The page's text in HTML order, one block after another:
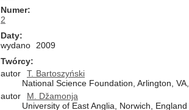
Numer
2
Daty
wydano
2009
Twórcy
autor
T. Bartoszyński
National Science Foundation, Arlington, VA,
autor
M. Džamonja
University of East Anglia, Norwich, England